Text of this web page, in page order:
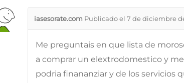
iasesorate.com Publicado el 7 de diciembre
Me preguntais en que lista de
a comprar un elextrodomestico y
podria finananziar y de los servicios